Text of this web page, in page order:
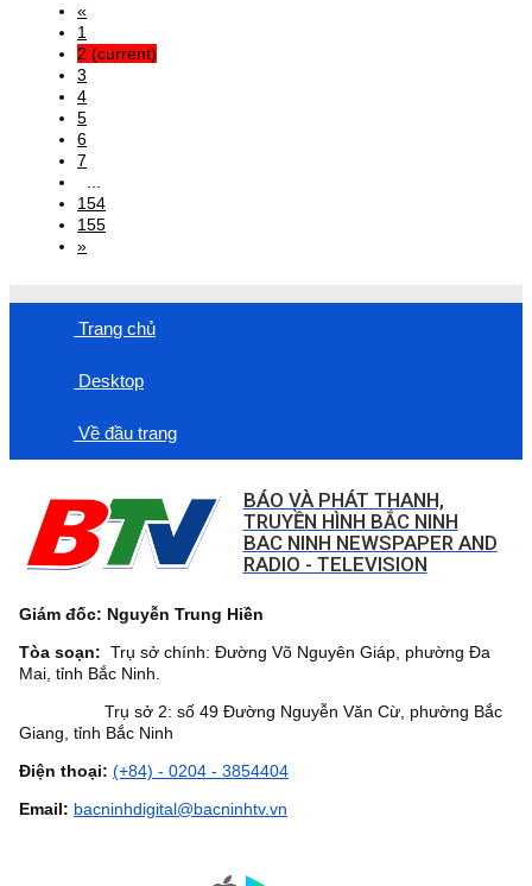
«
1
2 (current)
3
4
5
6
7
...
154
155
»
Trang chủ
Desktop
Về đầu trang
BÁO VÀ PHÁT THANH,
TRUYỀN HÌNH BẮC NINH
BAC NINH NEWSPAPER AND
RADIO - TELEVISION
Giám đốc: Nguyễn Trung Hiền
Tòa soạn: Trụ sở chính: Đường Võ Nguyên Giáp, phường Đa
Mai, tỉnh Bắc Ninh.
Trụ sở 2: số 49 Đường Nguyễn Văn Cừ, phường Bắc
Giang, tỉnh Bắc Ninh
Điện thoại: (+84) - 0204 - 3854404
Email: bacninhdigital@bacninhtv.vn